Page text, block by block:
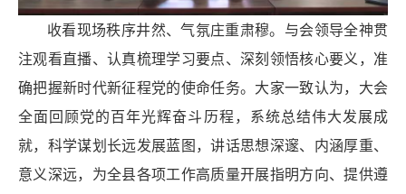
收看现场秩序井然、气氛庄重肃穆。与会领导全神贯
注观看直播、认真梳理学习要点、深刻领悟核心要义，准
确把握新时代新征程党的使命任务。大家一致认为，大会
全面回顾党的百年光辉奋斗历程，系统总结伟大发展成
就，科学谋划长远发展蓝图，讲话思想深邃、内涵厚重、
意义深远，为全县各项工作高质量开展指明方向、提供遵